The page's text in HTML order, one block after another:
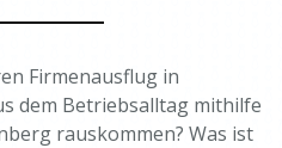
Firmenausflug in
dem Betriebsalltag mithilfe
rauskommen? Was ist